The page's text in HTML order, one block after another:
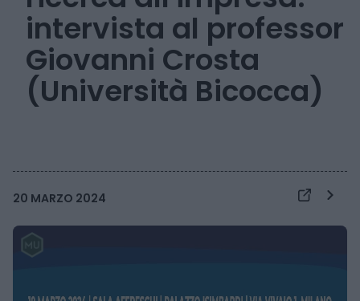
intervista al professor
Giovanni Crosta
(Università Bicocca)
20 MARZO 2024